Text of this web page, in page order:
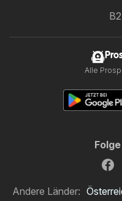
Alle
Andere Länder: